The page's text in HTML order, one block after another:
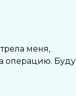
меня,
операцию. Буду